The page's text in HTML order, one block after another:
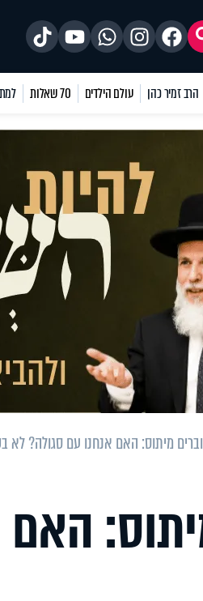
הרב זמיר כהן עולם הילדים 70 שאלות
מיתוס: האם אנחנו עם סגולה? לא